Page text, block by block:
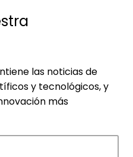
las noticias de
y tecnológicos, y
más